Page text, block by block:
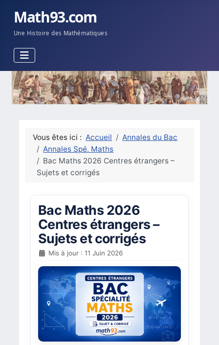
Math93.com
Une Histoire des Mathématiques
Vous êtes ici : Accueil
Annales du Bac
Annales Spé. Maths
Bac Maths 2026 Centres étrangers –
Sujets et corrigés
Bac Maths 2026
Centres étrangers –
Sujets et corrigés
Mis à jour : 11 Juin 2026